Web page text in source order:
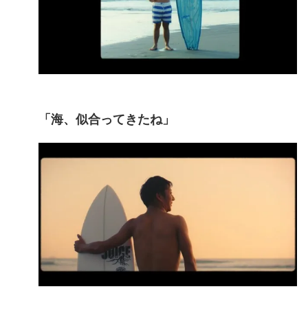
「海、似合ってきたね」